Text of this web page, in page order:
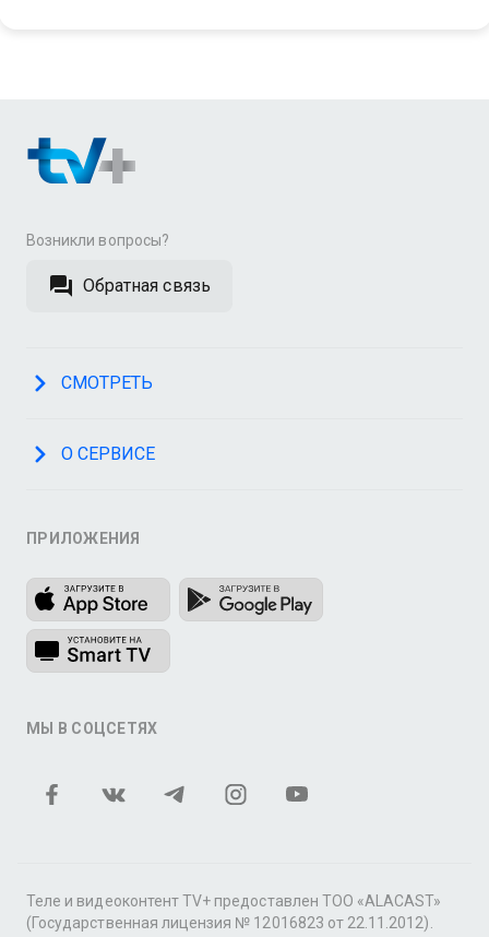
Возникли вопросы?
Обратная связь
СМОТРЕТЬ
О СЕРВИСЕ
ПРИЛОЖЕНИЯ
МЫ В СОЦСЕТЯХ
Теле и видеоконтент TV+ предоставлен ТОО «ALACAST»
(Государственная лицензия № 12016823 от 22.11.2012).